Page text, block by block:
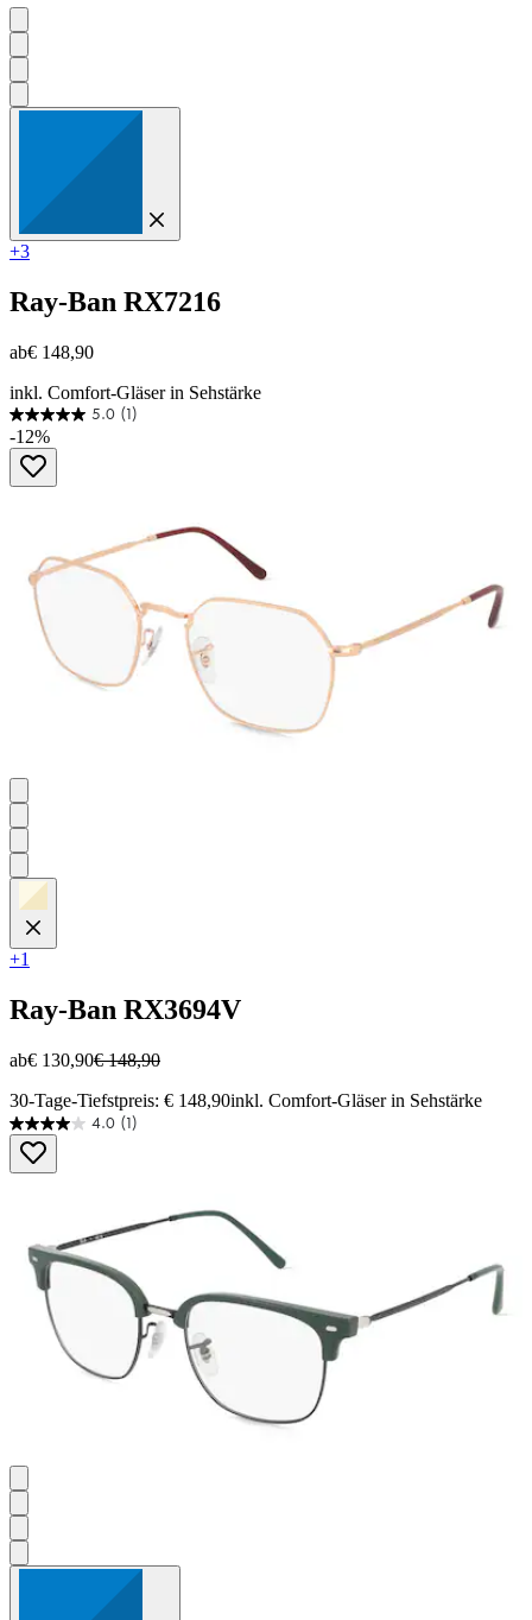
+3
Ray-Ban RX7216
ab€ 148,90
inkl. Comfort-Gläser in Sehstärke
5.0 (1)
5.0
von
Sternen.
-12%
+1
Ray-Ban RX3694V
ab€ 130,90€ 148,90
30-Tage-Tiefstpreis: € 148,90inkl. Comfort-Gläser in Sehstärke
4.0 (1)
4.0
von
5
Bewertung